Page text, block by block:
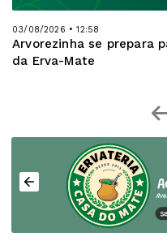
03/08/2026 • 12:58
Arvorezinha se prepara
da Erva-Mate